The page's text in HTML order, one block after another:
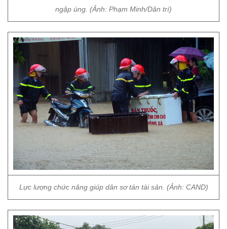
ngập úng. (Ảnh: Phạm Minh/Dân trí)
Lực lượng chức năng giúp dân sơ tán tài sản. (Ảnh: CAND)